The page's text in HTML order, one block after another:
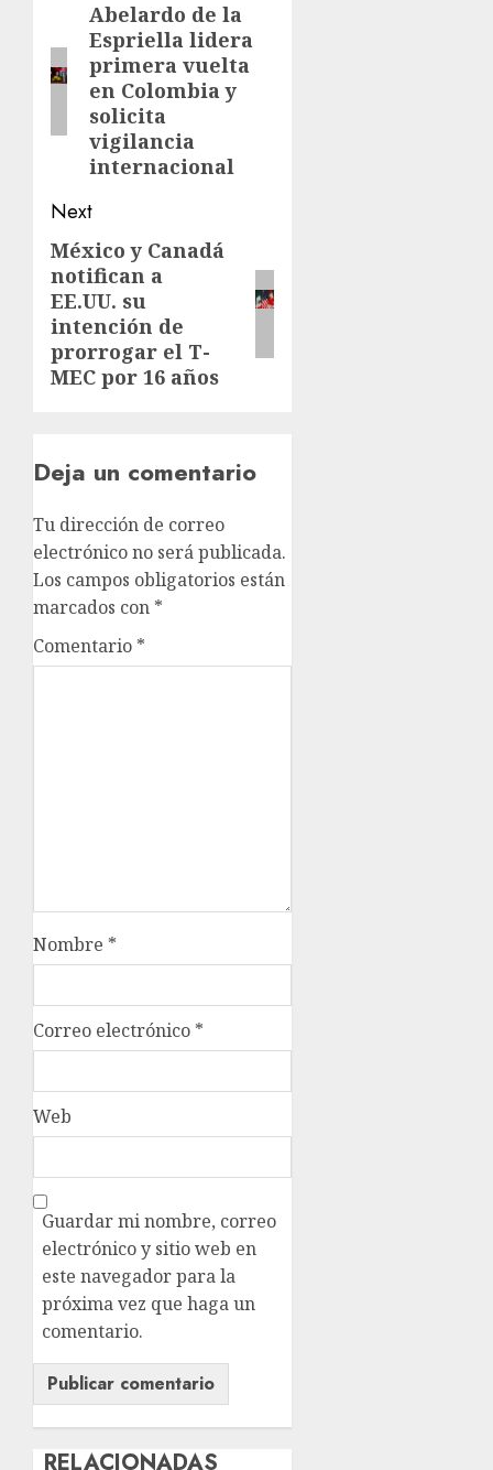
Abelardo de la
Espriella lidera
primera vuelta
en Colombia y
solicita
vigilancia
internacional
Next
México y Canadá
notifican a
EE.UU. su
intención de
prorrogar el T-
MEC por 16 años
Deja un comentario
Tu dirección de correo
electrónico no será publicada.
Los campos obligatorios están
marcados con *
Comentario *
Nombre *
Correo electrónico *
Web
Guardar mi nombre, correo
electrónico y sitio web en
este navegador para la
próxima vez que haga un
comentario.
RELACIONADAS